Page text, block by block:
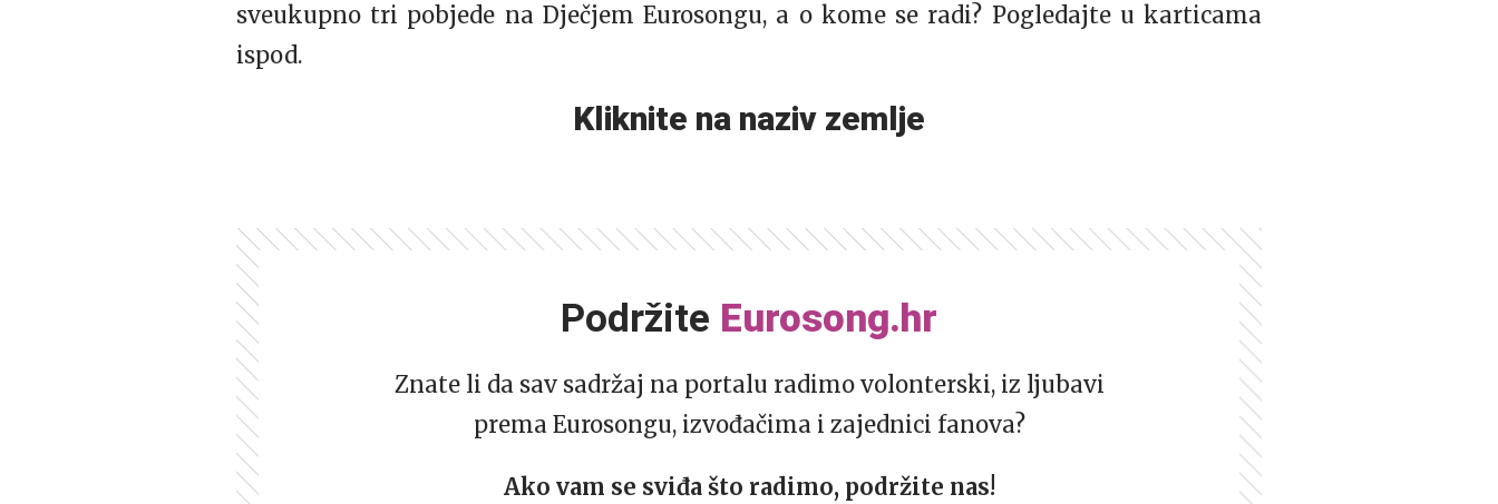
sveukupno tri pobjede na Dječjem Eurosongu, a o kome se radi? Pogledajte u karticama
ispod.
Kliknite na naziv zemlje
Podržite Eurosong.hr
Znate li da sav sadržaj na portalu radimo volonterski, iz ljubavi
prema Eurosongu, izvođačima i zajednici fanova?
Ako vam se sviđa što radimo, podržite nas!